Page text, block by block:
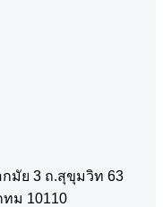
กมัย 3 ถ.สุขุมวิท 63
ม 10110